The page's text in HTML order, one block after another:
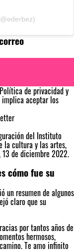
Política de privacidady
aceptar los
cómo fue su
un resumen de algunos
claro que su
por tantos años de
hermosos,
Te amo infinito